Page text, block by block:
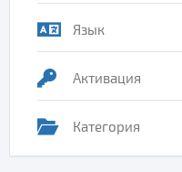
Язык
Активация
Категория